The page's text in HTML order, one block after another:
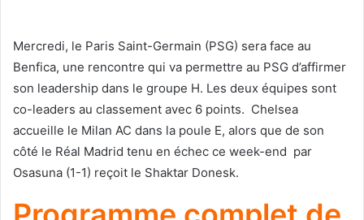
Mercredi, le Paris Saint-Germain (PSG) sera face au
Benfica, une rencontre qui va permettre au PSG d’affirmer
son leadership dans le groupe H. Les deux équipes sont
co-leaders au classement avec 6 points. Chelsea
accueille le Milan AC dans la poule E, alors que de son
côté le Réal Madrid tenu en échec ce week-end par
Osasuna (1-1) reçoit le Shaktar Donesk.